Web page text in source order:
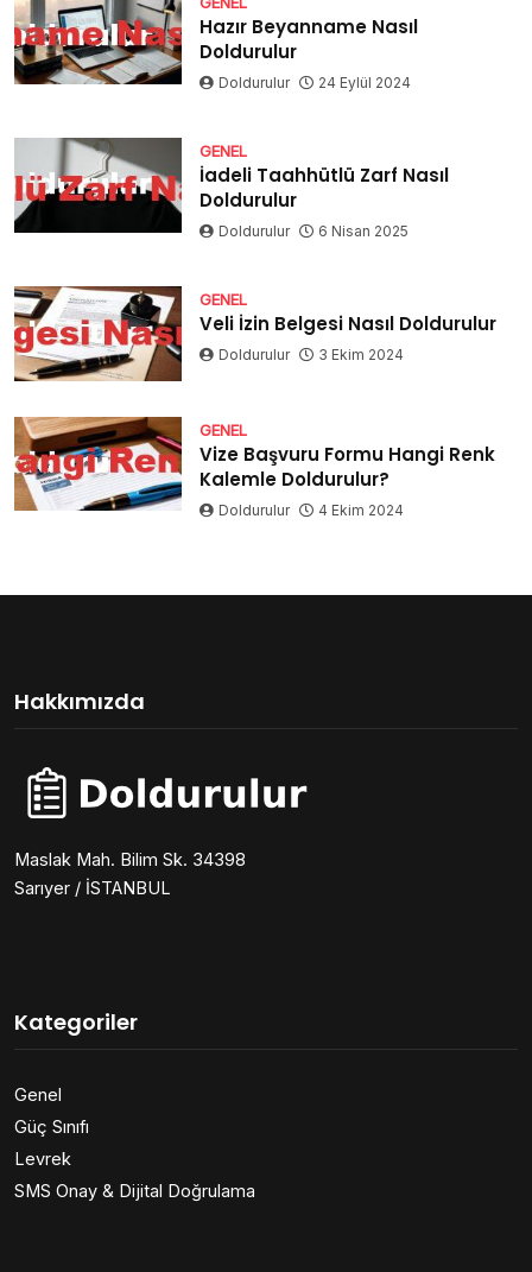
Hazır Beyanname Nasıl
Doldurulur
Doldurulur 24 Eylül 2024
GENEL
İadeli Taahhütlü Zarf Nasıl
Doldurulur
Doldurulur 6 Nisan 2025
GENEL
Veli İzin Belgesi Nasıl Doldurulur
Doldurulur 3 Ekim 2024
GENEL
Vize Başvuru Formu Hangi Renk
Kalemle Doldurulur?
Doldurulur 4 Ekim 2024
Hakkımızda
Maslak Mah. Bilim Sk. 34398
Sarıyer / İSTANBUL
Kategoriler
Genel
Güç Sınıfı
Levrek
SMS Onay & Dijital Doğrulama